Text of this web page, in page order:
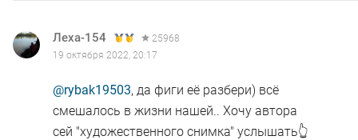
Леха-154
25968
19 октября 2022, 20:17
@rybak19503, да фиги её разбери) всё
смешалось в жизни нашей.. Хочу автора
сей "художественного снимка" услышать👆